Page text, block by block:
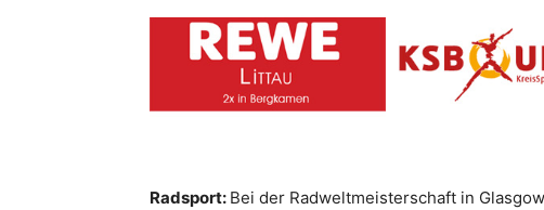
Radsport: Bei der Radweltmeisterschaft in